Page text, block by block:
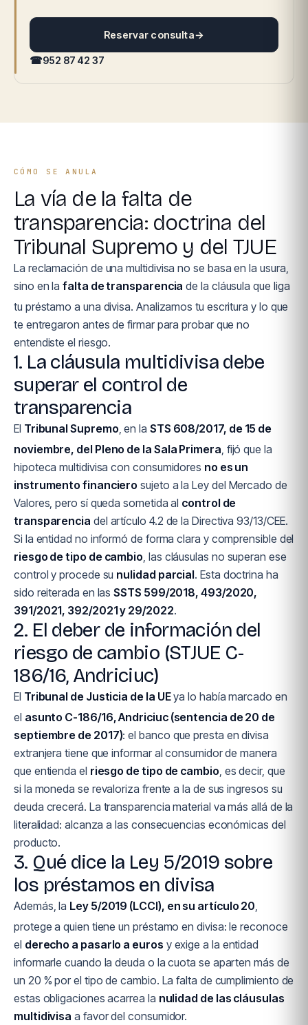
Reservar consulta→
☎952 87 42 37
CÓMO SE ANULA
La vía de la falta de
transparencia: doctrina del
Tribunal Supremo y del TJUE
La reclamación de una multidivisa no se basa en la usura,
sino en lafalta de transparencia de la cláusula que liga
tu préstamo a una divisa. Analizamos tu escritura y lo que
te entregaron antes de firmar para probar que no
entendiste el riesgo.
1. La cláusula multidivisa debe
superar el control de
transparencia
El Tribunal Supremo, en la STS 608/2017, de 15 de
noviembre, del Pleno de la Sala Primera, fijó que la
hipoteca multidivisa con consumidores no es un
instrumento financiero sujeto a la Ley del Mercado de
Valores, pero sí queda sometida al control de
transparencia del artículo 4.2 de la Directiva 93/13/CEE.
Si la entidad no informó de forma clara y comprensible del
riesgo de tipo de cambio, las cláusulas no superan ese
control y procede su nulidad parcial. Esta doctrina ha
sido reiterada en lasSSTS 599/2018, 493/2020,
391/2021, 392/2021 y 29/2022.
2. El deber de información del
riesgo de cambio (STJUE C-
186/16, Andriciuc)
El Tribunal de Justicia de la UEya lo había marcado en
el asunto C-186/16, Andriciuc (sentencia de 20 de
septiembre de 2017): el banco que presta en divisa
extranjera tiene que informar al consumidor de manera
que entienda el riesgo de tipo de cambio, es decir, que
si la moneda se revaloriza frente a la de sus ingresos su
deuda crecerá. La transparencia material va más allá de la
literalidad: alcanza a las consecuencias económicas del
producto.
3. Qué dice la Ley 5/2019 sobre
los préstamos en divisa
Además, la Ley 5/2019 (LCCI), en su artículo 20,
protege a quien tiene un préstamo en divisa: le reconoce
el derecho a pasarlo a euros y exige a la entidad
informarle cuando la deuda o la cuota se aparten más de
un 20 % por el tipo de cambio. La falta de cumplimiento de
estas obligaciones acarrea la nulidad de las cláusulas
multidivisa a favor del consumidor.